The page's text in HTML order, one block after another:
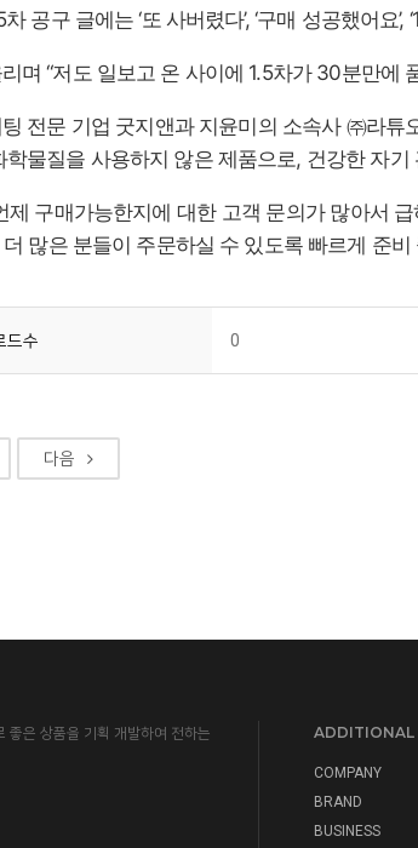
공구 글에는 ‘또 사버렸다’, ‘구매 성공했어
며 “저도 일보고 온 사이에 1.5차가 30분만에
팅 전문 기업 굿지앤과 지윤미의 소속사 ㈜라
물질을 사용하지 않은 제품으로, 건강한 자
제 구매가능한지에 대한 고객 문의가 많아서
많은 분들이 주문하실 수 있도록 빠르게 준
드수 0
다음
좋은 상품을 기획 개발하여 전하는
ADDITIONAL
COMPANY
BRAND
BUSINESS